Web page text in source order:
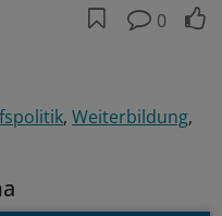
0
Weiterbildung